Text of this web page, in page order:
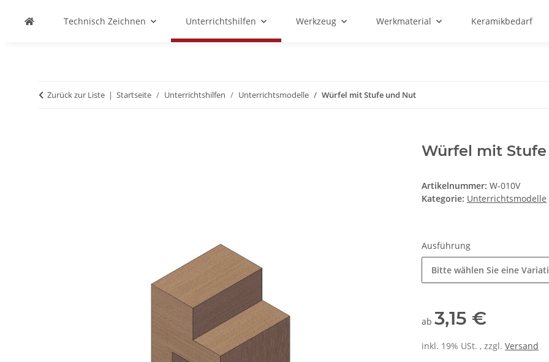
Technisch Zeichnen Unterrichtshilfen Werkzeug Werkmaterial Keramikbedarf
Zurück zur Liste Startseite Unterrichtshilfen Unterrichtsmodelle Würfel mit Stufe und Nut
Würfel mit
Artikelnummer: W-010V
Kategorie: Unterrichtsmodelle
Ausführung
Bitte wählen Sie eine
ab 3,15 €
inkl. 19% USt. , zzgl. Versand